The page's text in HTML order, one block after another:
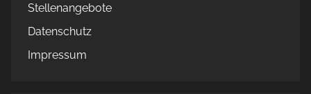
Stellenangebote
Datenschutz
Impressum